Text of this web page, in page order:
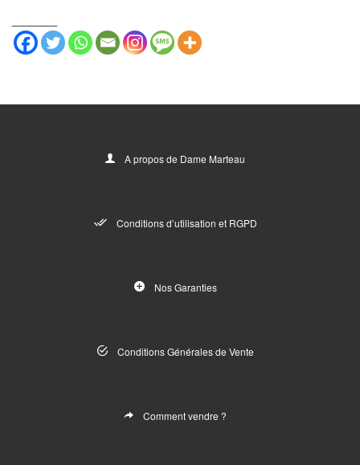
A propos de Dame Marteau
Conditions d’utilisation et RGPD
Nos Garanties
Conditions Générales de Vente
Comment vendre ?